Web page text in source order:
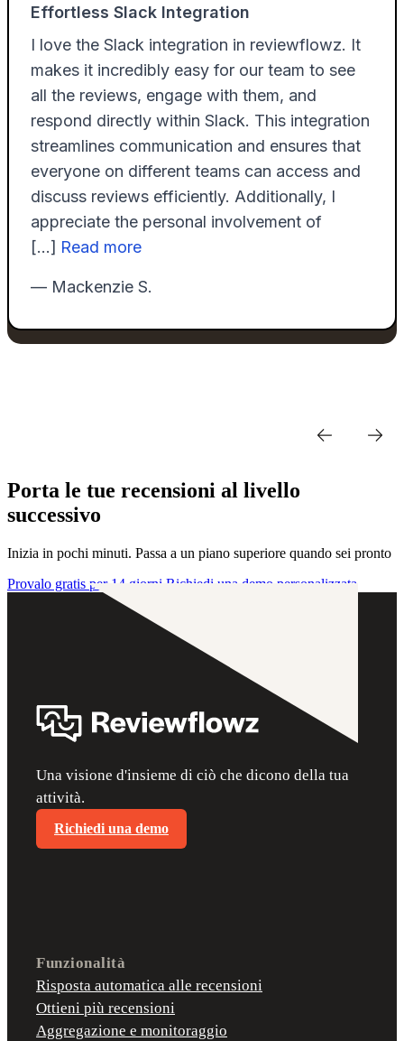
Porta le tue recensioni al livello
successivo
Inizia in pochi minuti. Passa a un piano superiore quando sei pronto
Provalo gratis per 14 giorni Richiedi una demo personalizzata
Una visione d'insieme di ciò che dicono della tua
attività.
Richiedi una demo
Funzionalità
Risposta automatica alle recensioni
Ottieni più recensioni
Aggregazione e monitoraggio